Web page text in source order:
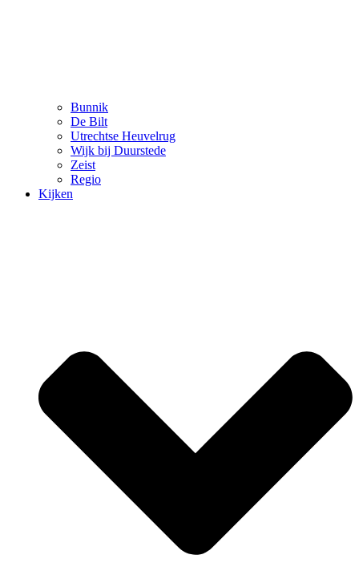
Bunnik
De Bilt
Utrechtse Heuvelrug
Wijk bij Duurstede
Zeist
Regio
Kijken